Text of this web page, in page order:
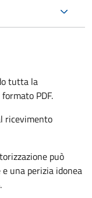
tutta la
PDF.
ricevimento
può
una perizia idonea